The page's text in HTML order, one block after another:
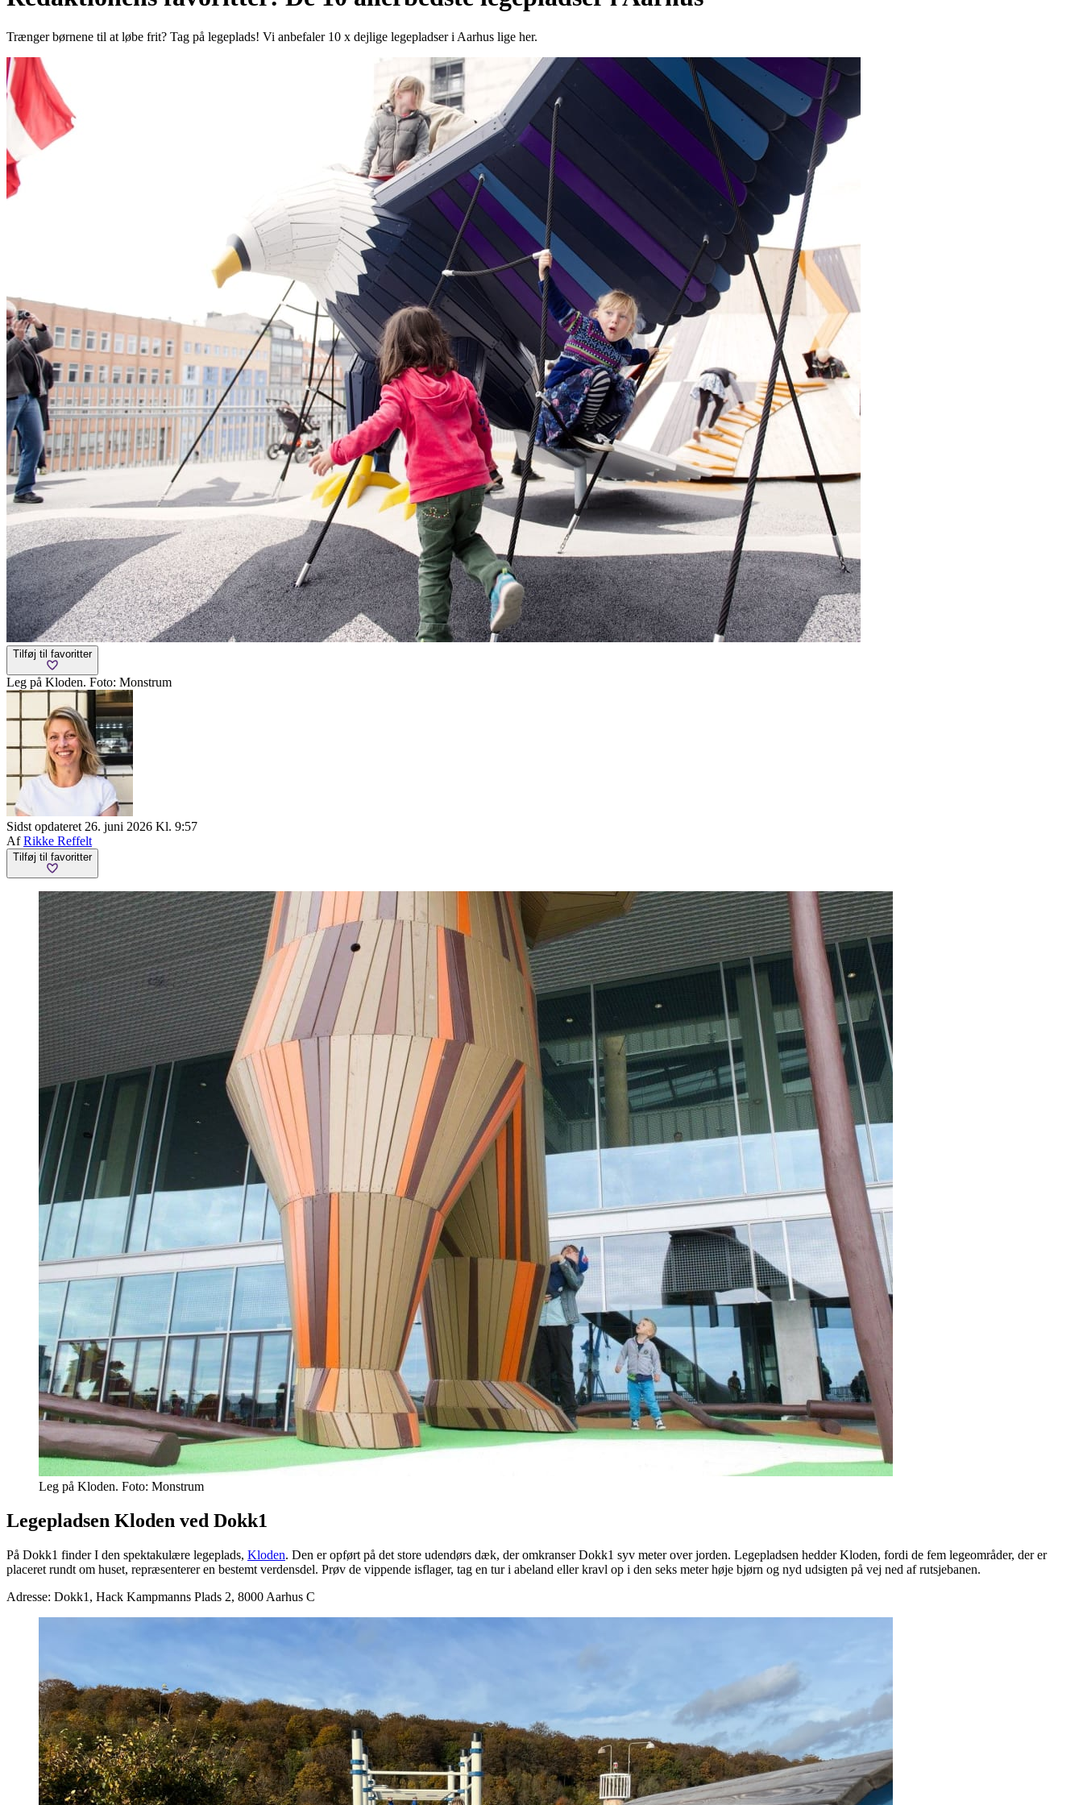
Trænger børnene til at løbe frit? Tag på legeplads! Vi anbefaler 10 x dejlige legepladser i Aarhus lige her.
Tilføj til favoritter
Leg på Kloden. Foto: Monstrum
Sidst opdateret 26. juni 2026 Kl. 9:57
AfRikke Reffelt
Tilføj til favoritter
Leg på Kloden. Foto: Monstrum
Legepladsen Kloden ved Dokk1
På Dokk1 finder I den spektakulære legeplads, Kloden. Den er opført på det store udendørs dæk, der omkranser Dokk1 syv meter over jorden. Legepladsen hedder Kloden, fordi de fem legeområder, der er
placeret rundt om huset, repræsenterer en bestemt verdensdel. Prøv de vippende isflager, tag en tur i abeland eller kravl op i den seks meter høje bjørn og nyd udsigten på vej ned af rutsjebanen.
Adresse: Dokk1, Hack Kampmanns Plads 2, 8000 Aarhus C